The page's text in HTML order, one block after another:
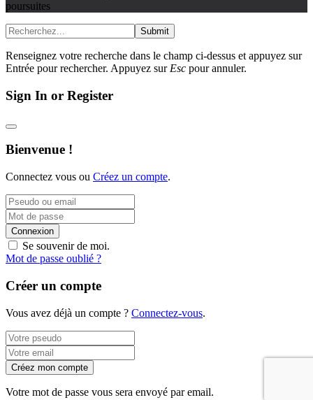
poursuites
Submit
Renseignez votre recherche dans le champ ci-dessus et appuyez sur
Entrée pour rechercher. Appuyez sur Esc pour annuler.
Sign In or Register
Bienvenue !
Connectez vous ou Créez un compte.
Connexion
Se souvenir de moi.
Mot de passe oublié ?
Créer un compte
Vous avez déjà un compte ? Connectez-vous.
Créez mon compte
Votre mot de passe vous sera envoyé par email.